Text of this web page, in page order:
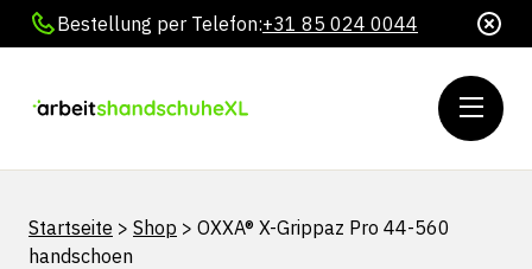
Bestellung per Telefon:+31 85 024 0044
Startseite > Shop > OXXA® X-Grippaz Pro 44-560
handschoen